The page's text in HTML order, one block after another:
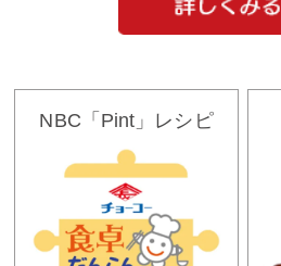
NBC「Pint」レシピ